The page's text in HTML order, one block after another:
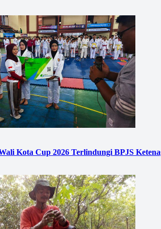
Kota Cup 2026 Terlindungi BPJS